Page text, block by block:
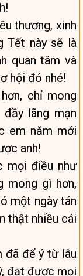
thương, xinh
Tết này sẽ là
quan tâm và
hội đó nhé!
chỉ mong
lãng mạn
em năm mới
anh!
mọi điều như
mong gì hơn,
một ngày tán
thật nhiều cái
đã để ý từ lâu
đạt được mọi